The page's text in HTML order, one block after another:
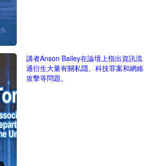
講者Anson Bailey在論壇上指出資訊流
通衍生大量有關私隱、科技罪案和網絡
攻擊等問題。